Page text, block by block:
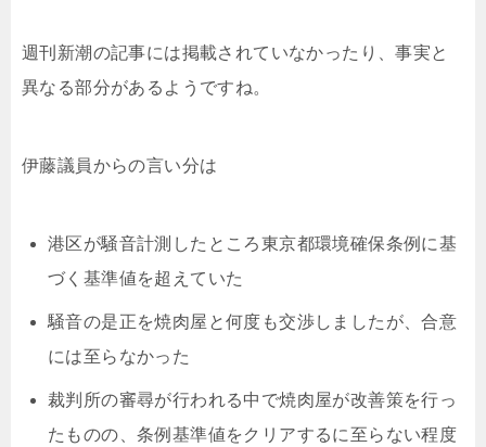
週刊新潮の記事には掲載されていなかったり、事実と
異なる部分があるようですね。
伊藤議員からの言い分は
港区が騒音計測したところ東京都環境確保条例に基
づく基準値を超えていた
騒音の是正を焼肉屋と何度も交渉しましたが、合意
には至らなかった
裁判所の審尋が行われる中で焼肉屋が改善策を行っ
たものの、条例基準値をクリアするに至らない程度